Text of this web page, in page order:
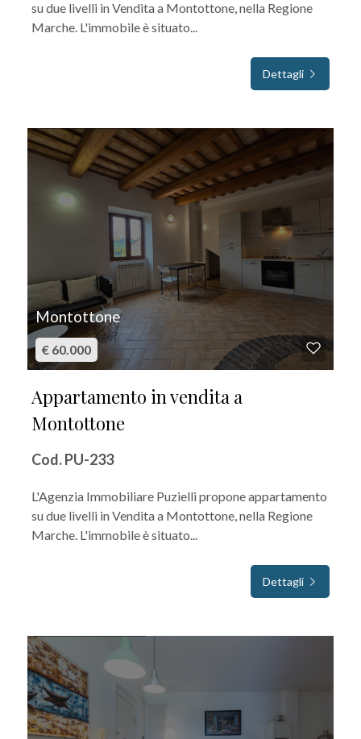
su due livelli in Vendita a Montottone, nella Regione
Marche. L'immobile è situato...
Dettagli
Montottone
€ 60.000
Appartamento in vendita a
Montottone
Cod. PU-233
L'Agenzia Immobiliare Puzielli propone appartamento
su due livelli in Vendita a Montottone, nella Regione
Marche. L'immobile è situato...
Dettagli